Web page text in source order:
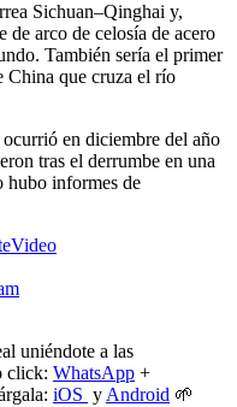
Sichuan–Qinghai y,
de arco de celosía de acero
También sería el primer
China que cruza el río
en diciembre del año
tras el derrumbe en una
hubo informes de
Video
uniéndote a las
click: WhatsApp +
iOS y Android 🌱